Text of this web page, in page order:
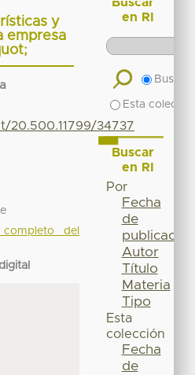
y
empresa
20.500.11799/34737
del
Buscar
en RI
Buscar
Esta
Buscar
en RI
Por
Fecha
de
publicación
Autor
Título
Materia
Tipo
Esta
colección
Fecha
de